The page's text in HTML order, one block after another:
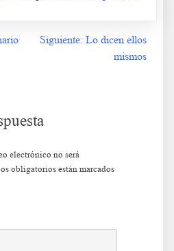
Siguiente: Lo dicen ellos
mismos
electrónico no será
obligatorios están marcados